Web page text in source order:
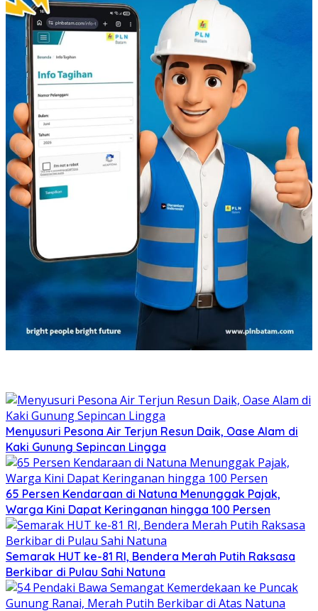
Menyusuri Pesona Air Terjun Resun Daik, Oase Alam di
Kaki Gunung Sepincan Lingga
65 Persen Kendaraan di Natuna Menunggak Pajak,
Warga Kini Dapat Keringanan hingga 100 Persen
Semarak HUT ke-81 RI, Bendera Merah Putih Raksasa
Berkibar di Pulau Sahi Natuna